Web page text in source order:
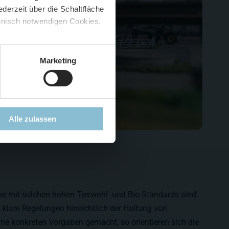
über die Schaltfläche
notwendigen Cookies.
Marketing
Alle zulassen
mit solchen hohen Tierwohl- und Bio-Standards sind
Regelungen hinsichtlich der Haltung von
konkreten Vorgaben gemacht, so orientieren sich die